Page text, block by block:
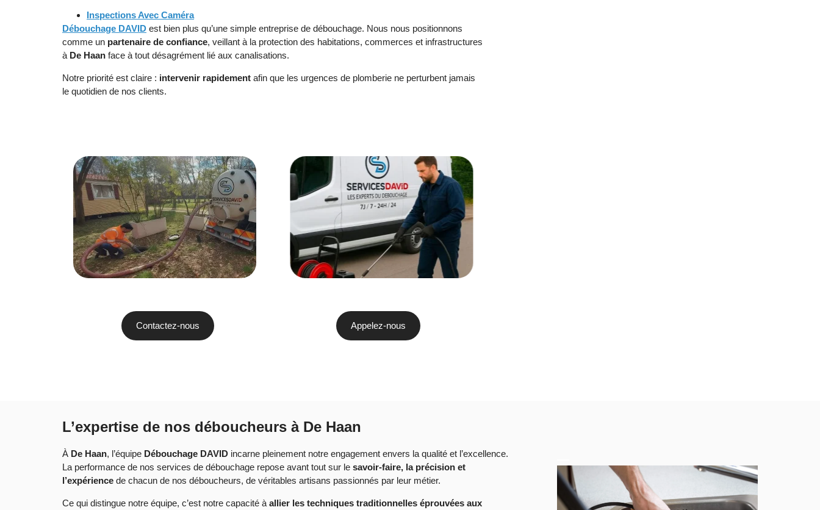
Inspections Avec Caméra
Débouchage DAVID est bien plus qu’une simple entreprise de débouchage. Nous nous positionnons
comme un partenaire de confiance, veillant à la protection des habitations, commerces et infrastructures
à De Haan face à tout désagrément lié aux canalisations.
Notre priorité est claire : intervenir rapidement afin que les urgences de plomberie ne perturbent jamais
le quotidien de nos clients.
Contactez-nous Appelez-nous
L’expertise de nos déboucheurs à De Haan
À De Haan, l’équipe Débouchage DAVID incarne pleinement notre engagement envers la qualité et l’excellence.
La performance de nos services de débouchage repose avant tout sur le savoir-faire, la précision et
l’expérience de chacun de nos déboucheurs, de véritables artisans passionnés par leur métier.
Ce qui distingue notre équipe, c’est notre capacité à allier les techniques traditionnelles éprouvées aux